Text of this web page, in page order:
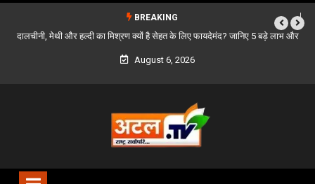
BREAKING
का मिश्रण क्यों है सेहत के लिए फायदेमंद? जानिए 5 बड़े लाभ और
बस्तर के दूरस्थ गांवों को
August 6, 2026